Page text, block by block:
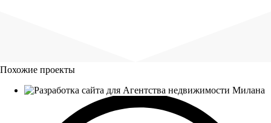
Похожие проекты